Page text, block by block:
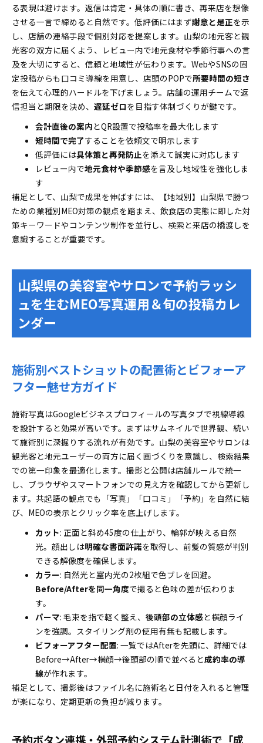
る表現は避けます。返信は肯定・具体の順に書き、再来店を想像
させる一言で締めると自然です。低評価にはまず謝意と是正を示
し、店舗の連絡手段で個別対応を提案します。山梨の地元客と観
光客の双方に届くよう、レビュー内で地元食材や季節行事への言
及を大切にすると、信頼と地域性が伝わります。WebやSNSの固
定投稿からも口コミ導線を用意し、店頭のPOPで所要時間の短さ
を伝えて心理的ハードルを下げましょう。店舗の運用チームで返
信担当と期限を決め、 遅延ゼロを目指す体制づくりが鍵です。
会計直後の案内とQR設置で投稿率を最大化します
短時間で完了することを依頼文で明示します
低評価には具体策と再発防止を添えて誠実に対応します
レビュー内で地元食材や季節感を言及し地域性を強化しま
す
補足として、山梨で成果を伸ばすには、【地域別】山梨県で勝つ
ための業種別MEO対策の観点を踏まえ、飲食店の実態に即した対
策キーワードやコンテンツ制作を並行し、検索と来店の橋渡しを
意識することが重要です。
山梨県の美容室やサロンで予約ラッシ
ュを生むMEO写真運用＆旬の投稿カレ
ンダー
施術別ベストショットの配置術とビフォーア
フター魅せ方ガイド
施術写真はGoogleビジネスプロフィールの写真タブで視線導線
を設計すると効果が高いです。まずはサムネイルで世界観、続い
て施術別に深掘りする流れが有効です。山梨の美容室やサロンは
観光客と地元ユーザーの両方に届く画づくりを意識し、検索結果
での第一印象を最適化します。撮影と公開は店舗ルールで統一
し、ブラウザやスマートフォンでの見え方を確認してから更新し
ます。共起語の観点でも「写真」「口コミ」「予約」を自然に結
び、MEOの表示とクリック率を底上げします。
カット: 正面と斜め45度の仕上がり、輪郭が映える自然
光。顔出しは明確な書面許諾を取得し、前髪の質感が判別
できる解像度を確保します。
カラー: 自然光と室内光の2枚組で色ブレを回避。
Before/Afterを同一角度で撮ると色味の差が伝わりま
す。
パーマ: 毛束を指で軽く整え、 後頭部の立体感と横顔ライ
ンを強調。スタイリング剤の使用有無も記載します。
ビフォーアフター配置: 一覧ではAfterを先頭に、詳細では
Before→After→横顔→後頭部の順で並べると成約率の導
線が作れます。
補足として、撮影後はファイル名に施術名と日付を入れると管理
が楽になり、定期更新の負担が減ります。
予約ボタン連携・外部予約システム計測術で「成